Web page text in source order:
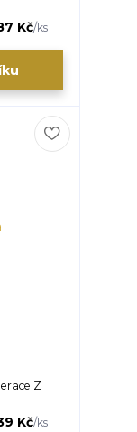
Kč/ks
Z
Kč/ks